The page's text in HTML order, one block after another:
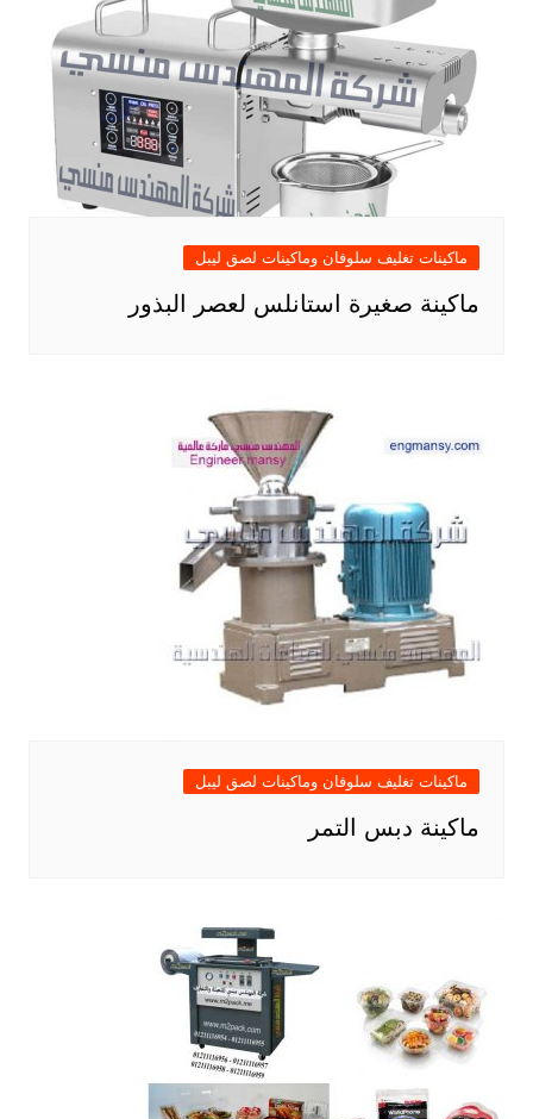
ماكينات تغليف سلوفان وماكينات لصق ليبل
ماكينة صغيرة استانلس لعصر البذور
ماكينات تغليف سلوفان وماكينات لصق ليبل
ماكينة دبس التمر